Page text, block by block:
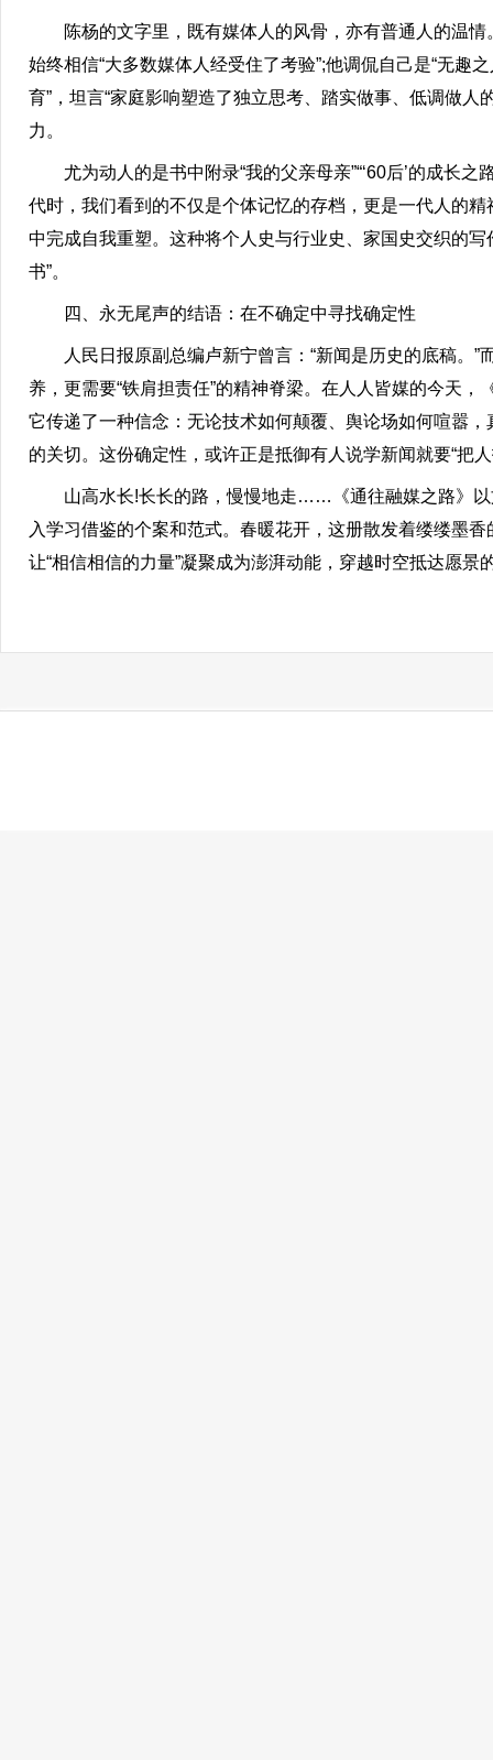
陈杨的文字里，既有媒体人的风骨，亦有普通人的温情
始终相信“大多数媒体人经受住了考验”;他调侃自己是“无趣
育”，坦言“家庭影响塑造了独立思考、踏实做事、低调做
力。
尤为动人的是书中附录“我的父亲母亲”“‘60后’的成长之
代时，我们看到的不仅是个体记忆的存档，更是一代人的
中完成自我重塑。这种将个人史与行业史、家国史交织的
书”。
四、永无尾声的结语：在不确定中寻找确定性
人民日报原副总编卢新宁曾言：“新闻是历史的底稿。”
养，更需要“铁肩担责任”的精神脊梁。在人人皆媒的今天
它传递了一种信念：无论技术如何颠覆、舆论场如何喧嚣
的关切。这份确定性，或许正是抵御有人说学新闻就要“把
山高水长!长长的路，慢慢地走……《通往融媒之路》以
入学习借鉴的个案和范式。春暖花开，这册散发着缕缕墨
让“相信相信的力量”凝聚成为澎湃动能，穿越时空抵达愿景